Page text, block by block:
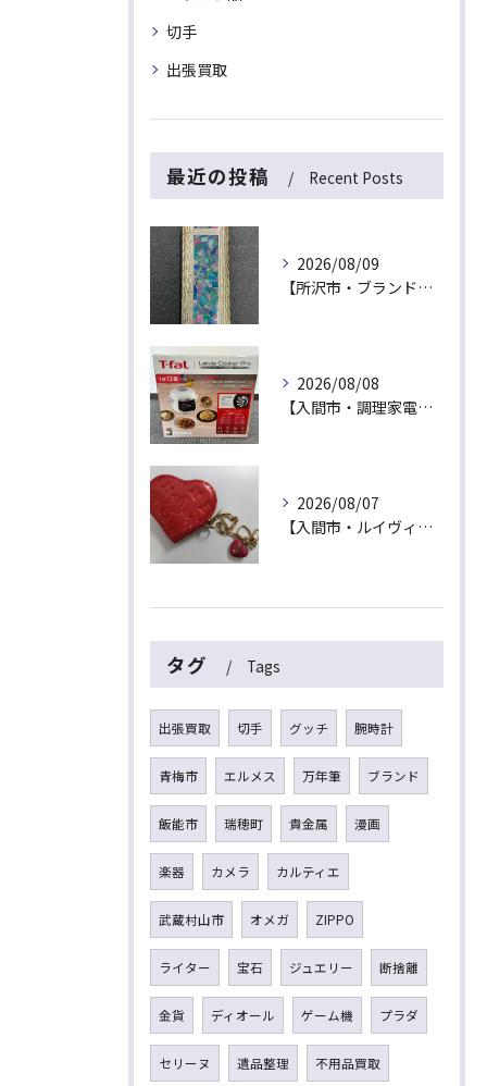
切手
出張買取
最近の投稿 Recent Posts
2026/08/09
【所沢市・ブランドライター買取】捨てたら損！カルティエの希少オパールガスライターが出張買取にて最高値！
2026/08/08
【入間市・調理家電買取】新品未開封は最高値！ティファール「ラクラ・クッカー プロ」を出張買取でお買取！
2026/08/07
【入間市・ルイヴィトン買取】ハート型が可愛い！ヴェルニ「ポルトモネ・クール」を最高値でお買取！
タグ Tags
出張買取 切手 グッチ 腕時計
青梅市 エルメス 万年筆 ブランド
飯能市 瑞穂町 貴金属 漫画
楽器 カメラ カルティエ
武蔵村山市 オメガ ZIPPO
ライター 宝石 ジュエリー 断捨離
金貨 ディオール ゲーム機 プラダ
セリーヌ 遺品整理 不用品買取